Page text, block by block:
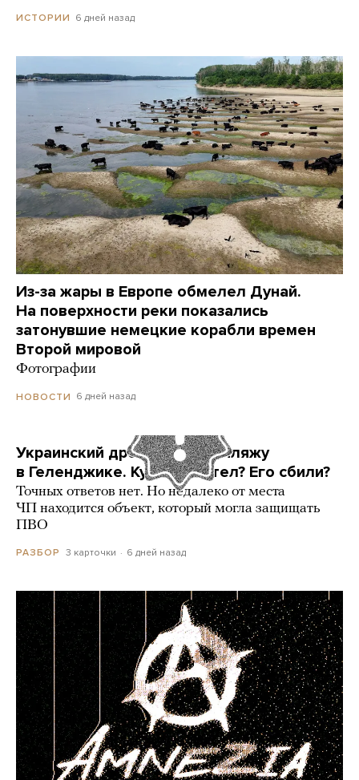
ИСТОРИИ 6 дней назад
Из-за жары в Европе обмелел Дунай.
На поверхности реки показались
затонувшие немецкие корабли времен
Второй мировой
Фотографии
НОВОСТИ 6 дней назад
Украинский дрон попал по пляжу
в Геленджике. Куда он летел? Его сбили?
Точных ответов нет. Но недалеко от места
ЧП находится объект, который могла защищать
ПВО
РАЗБОР 3 карточки 6 дней назад